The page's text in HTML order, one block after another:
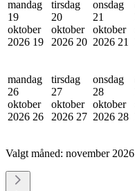
mandag
19
oktober
2026 19
tirsdag
20
oktober
2026 20
onsdag
21
oktober
2026 21
mandag
26
oktober
2026 26
tirsdag
27
oktober
2026 27
onsdag
28
oktober
2026 28
Valgt måned: november 2026